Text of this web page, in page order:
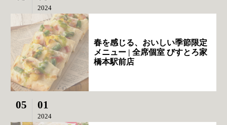
2024
春を感じる、おいしい季節限定
メニュー | 全席個室 びすとろ家
橋本駅前店
05 01
2024